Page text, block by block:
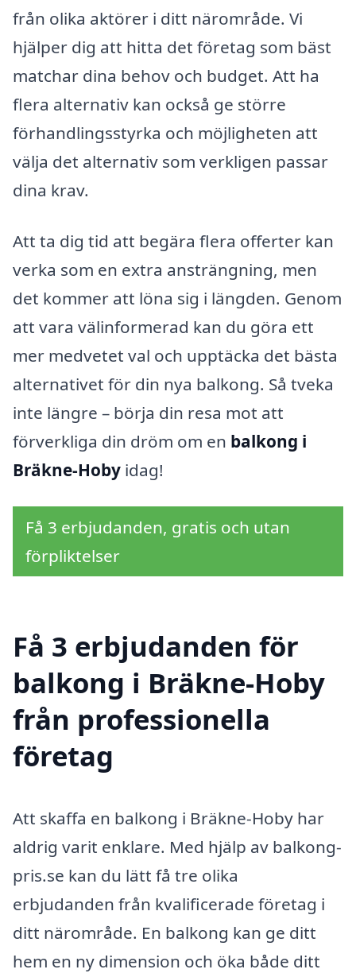
från olika aktörer i ditt närområde. Vi
hjälper dig att hitta det företag som bäst
matchar dina behov och budget. Att ha
flera alternativ kan också ge större
förhandlingsstyrka och möjligheten att
välja det alternativ som verkligen passar
dina krav.
Att ta dig tid att begära flera offerter kan
verka som en extra ansträngning, men
det kommer att löna sig i längden. Genom
att vara välinformerad kan du göra ett
mer medvetet val och upptäcka det bästa
alternativet för din nya balkong. Så tveka
inte längre – börja din resa mot att
förverkliga din dröm om en balkong i
Bräkne-Hoby idag!
Få 3 erbjudanden, gratis och utan
förpliktelser
Få 3 erbjudanden för
balkong i Bräkne-Hoby
från professionella
företag
Att skaffa en balkong i Bräkne-Hoby har
aldrig varit enklare. Med hjälp av balkong-
pris.se kan du lätt få tre olika
erbjudanden från kvalificerade företag i
ditt närområde. En balkong kan ge ditt
hem en ny dimension och öka både ditt